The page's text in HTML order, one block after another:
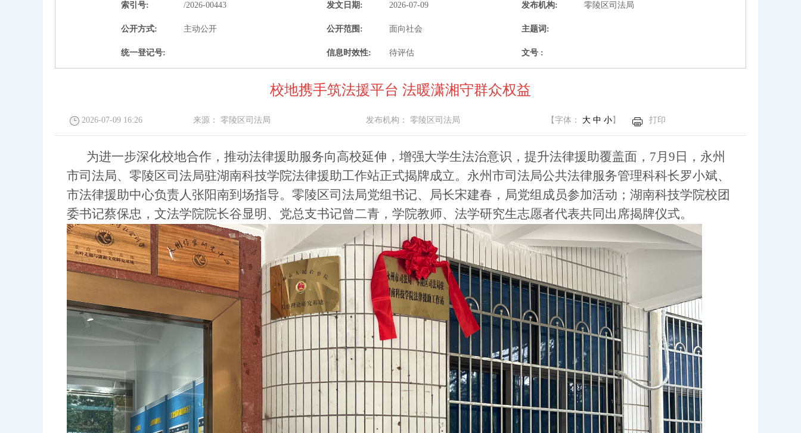
索引号: /2026-00443 发文日期: 2026-07-09 发布机构: 零陵区司法局
公开方式: 主动公开 公开范围: 面向社会 主题词:
统一登记号: 信息时效性: 待评估 文号 :
校地携手筑法援平台 法暖潇湘守群众权益
2026-07-09 16:26 来源： 零陵区司法局 发布机构： 零陵区司法局 【字体： 大 中 小 】 打印
为进一步深化校地合作，推动法律援助服务向高校延伸，增强大学生法治意识，提升法律援助覆盖面，7月9日，永州
市司法局、零陵区司法局驻湖南科技学院法律援助工作站正式揭牌成立。永州市司法局公共法律服务管理科科长罗小斌、
市法律援助中心负责人张阳南到场指导。零陵区司法局党组书记、局长宋建春，局党组成员参加活动；湖南科技学院校团
委书记蔡保忠，文法学院院长谷显明、党总支书记曾二青，学院教师、法学研究生志愿者代表共同出席揭牌仪式。